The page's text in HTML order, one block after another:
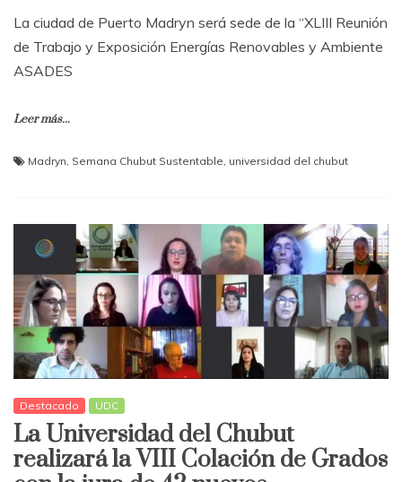
La ciudad de Puerto Madryn será sede de la “XLIII Reunión
de Trabajo y Exposición Energías Renovables y Ambiente
ASADES
Leer más...
Madryn Semana Chubut Sustentable universidad del chubut
Destacado UDC
La Universidad del Chubut
realizará la VIII Colación de Grados